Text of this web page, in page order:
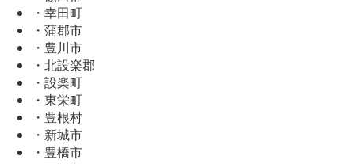
・幸田町
・蒲郡市
・豊川市
・北設楽郡
・設楽町
・東栄町
・豊根村
・新城市
・豊橋市